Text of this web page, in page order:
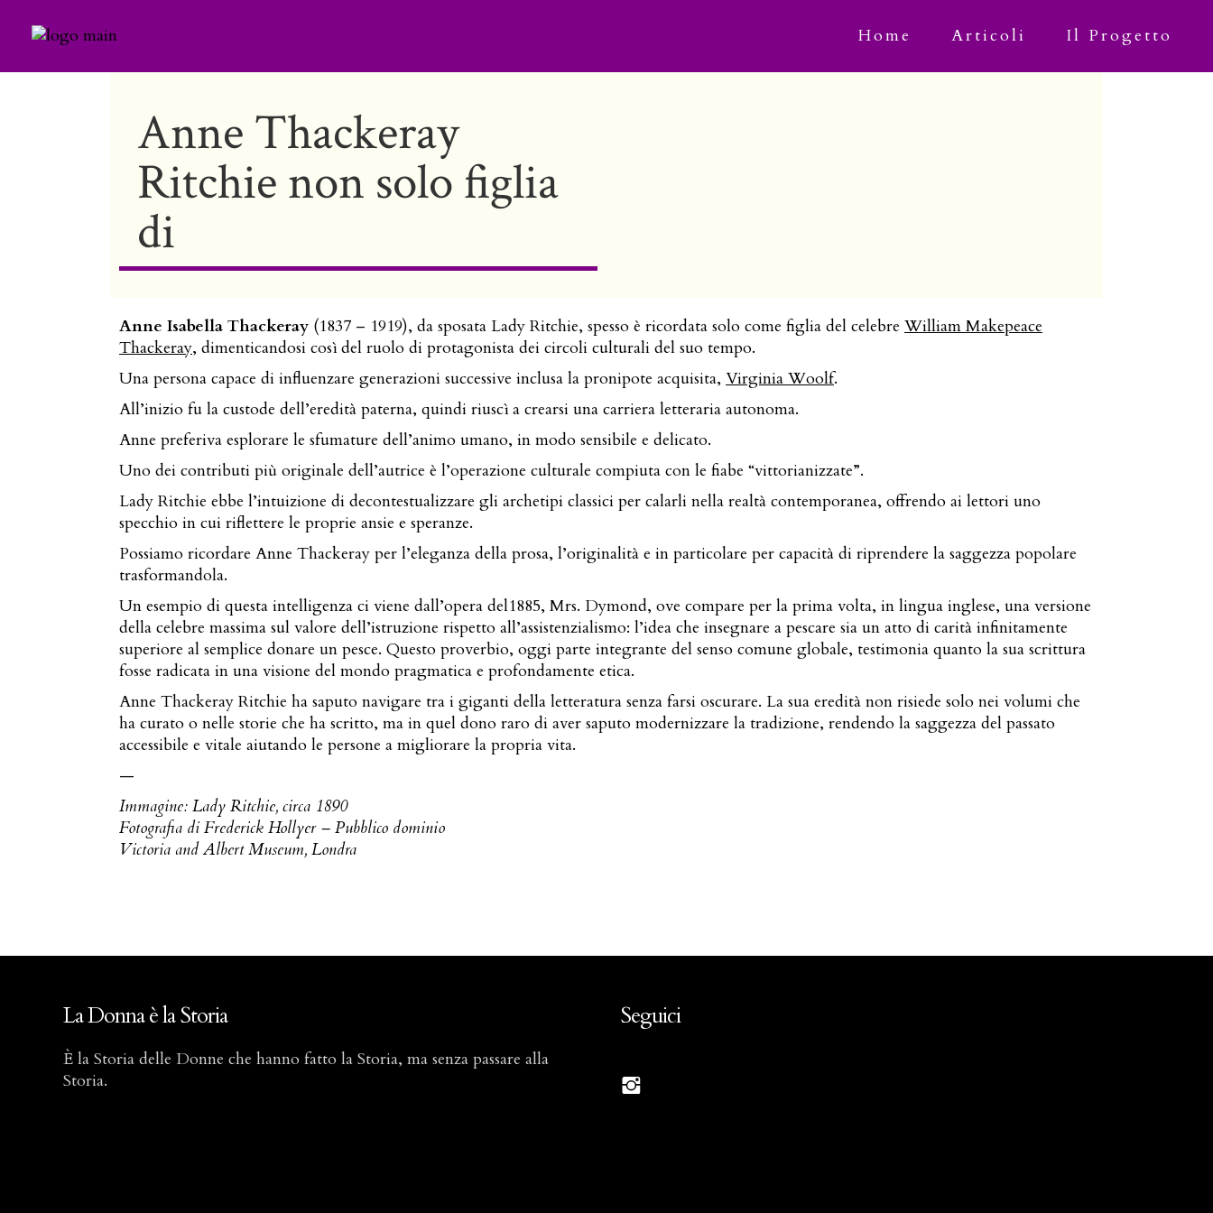
Home Articoli Il Progetto
Anne Thackeray
Ritchie non solo figlia
di
Anne Isabella Thackeray (1837 – 1919), da sposata Lady Ritchie, spesso è ricordata solo come figlia del celebre William Makepeace
Thackeray, dimenticandosi così del ruolo di protagonista dei circoli culturali del suo tempo.
Una persona capace di influenzare generazioni successive inclusa la pronipote acquisita, Virginia Woolf.
All’inizio fu la custode dell’eredità paterna, quindi riuscì a crearsi una carriera letteraria autonoma.
Anne preferiva esplorare le sfumature dell’animo umano, in modo sensibile e delicato.
Uno dei contributi più originale dell’autrice è l’operazione culturale compiuta con le fiabe “vittorianizzate”.
Lady Ritchie ebbe l’intuizione di decontestualizzare gli archetipi classici per calarli nella realtà contemporanea, offrendo ai lettori uno
specchio in cui riflettere le proprie ansie e speranze.
Possiamo ricordare Anne Thackeray per l’eleganza della prosa, l’originalità e in particolare per capacità di riprendere la saggezza popolare
trasformandola.
Un esempio di questa intelligenza ci viene dall’opera del1885, Mrs. Dymond, ove compare per la prima volta, in lingua inglese, una versione
della celebre massima sul valore dell’istruzione rispetto all’assistenzialismo: l’idea che insegnare a pescare sia un atto di carità infinitamente
superiore al semplice donare un pesce. Questo proverbio, oggi parte integrante del senso comune globale, testimonia quanto la sua scrittura
fosse radicata in una visione del mondo pragmatica e profondamente etica.
Anne Thackeray Ritchie ha saputo navigare tra i giganti della letteratura senza farsi oscurare. La sua eredità non risiede solo nei volumi che
ha curato o nelle storie che ha scritto, ma in quel dono raro di aver saputo modernizzare la tradizione, rendendo la saggezza del passato
accessibile e vitale aiutando le persone a migliorare la propria vita.
—
Immagine: Lady Ritchie, circa 1890
Fotografia di Frederick Hollyer – Pubblico dominio
Victoria and Albert Museum, Londra
La Donna è la Storia
È la Storia delle Donne che hanno fatto la Storia, ma senza passare alla
Storia.
Seguici